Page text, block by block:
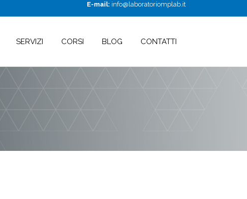
E-mail: info@laboratoriomplab.it
SERVIZI CORSI BLOG CONTATTI